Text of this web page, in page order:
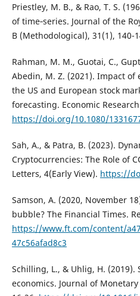
Priestley, M. B., & Rao, T. S.
of time‐series. Journal of the
B (Methodological), 31(1), 140-
Rahman, M. M., Guotai, C.,
Abedin, M. Z. (2021). Impact of
the US and European stock
forecasting. Economic
https://doi.org/10.1080/
Sah, A., & Patra, B. (2023).
Cryptocurrencies: The Role of
Letters, 4(Early View). https://
Samson, A. (2020, November
bubble? The Financial Times.
https://www.ft.com/content/
47c56afad8c3
Schilling, L., & Uhlig, H. (2019).
economics. Journal of